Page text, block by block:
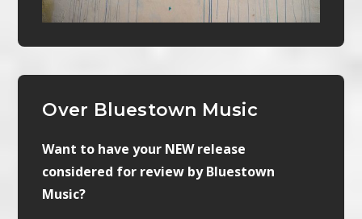
Over Bluestown Music
Want to have your NEW release
considered for review by Bluestown
Music?